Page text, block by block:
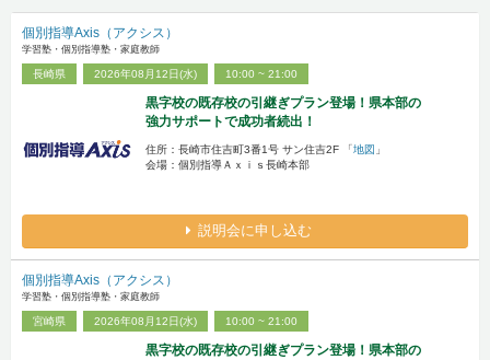
個別指導Axis（アクシス）
学習塾・個別指導塾・家庭教師
長崎県 2026年08月12日(水) 10:00 ~ 21:00
黒字校の既存校の引継ぎプラン登場！県本部の
強力サポートで成功者続出！
住所：長崎市住吉町3番1号 サン住吉2F 「地図 」
会場：個別指導Ａｘｉｓ長崎本部
説明会に申し込む
個別指導Axis（アクシス）
学習塾・個別指導塾・家庭教師
宮崎県 2026年08月12日(水) 10:00 ~ 21:00
黒字校の既存校の引継ぎプラン登場！県本部の